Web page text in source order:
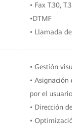
• Fax T.30, T.38
•DTMF
• Llamada de
• Gestión
• Asignación de
por el usuario
• Dirección de
• Optimización